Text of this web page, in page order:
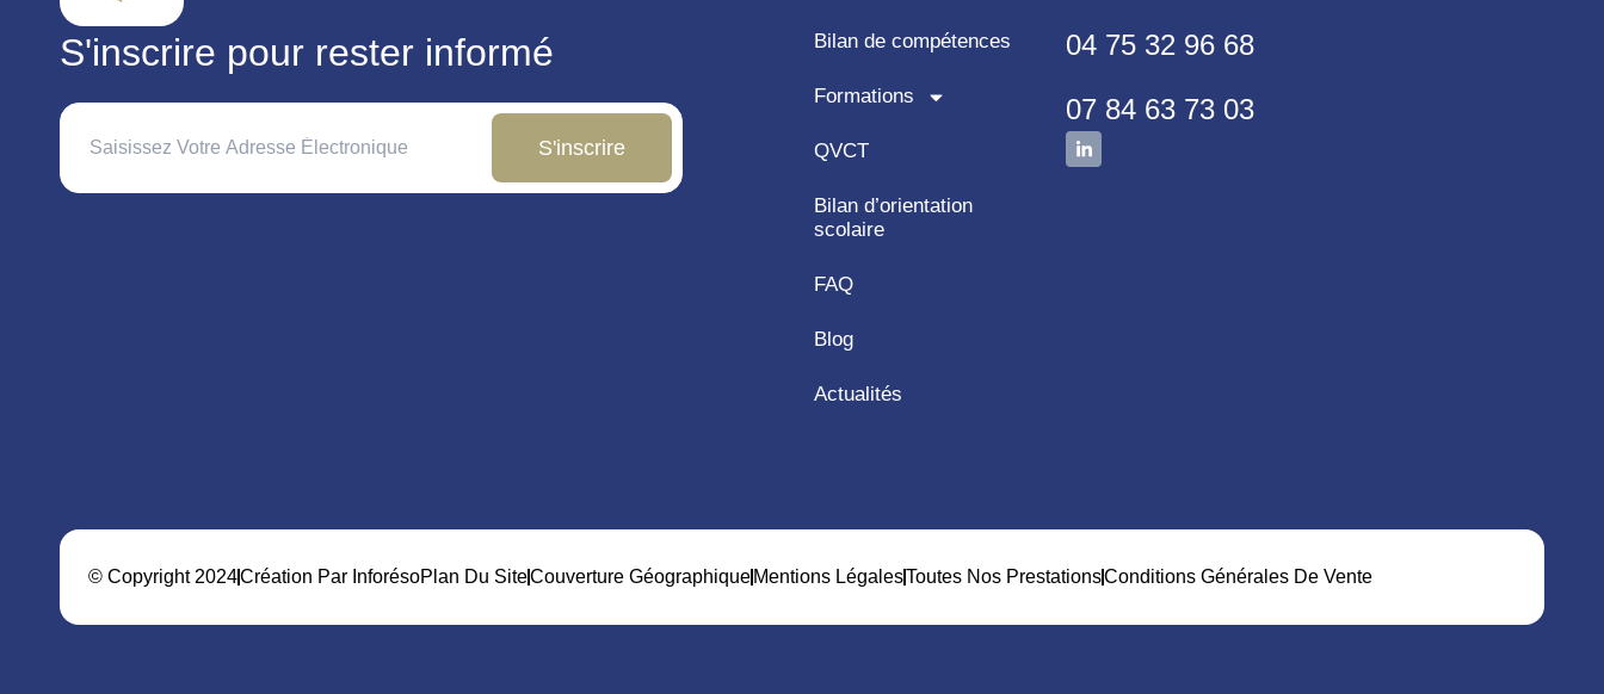
S'inscrire pour rester informé
S'inscrire
Bilan de compétences
Formations
QVCT
Bilan d’orientation
scolaire
FAQ
Blog
Actualités
04 75 32 96 68
07 84 63 73 03
© Copyright 2024Création Par InforésoPlan Du SiteCouverture Géographique Mentions LégalesToutes Nos PrestationsConditions Générales De Vente